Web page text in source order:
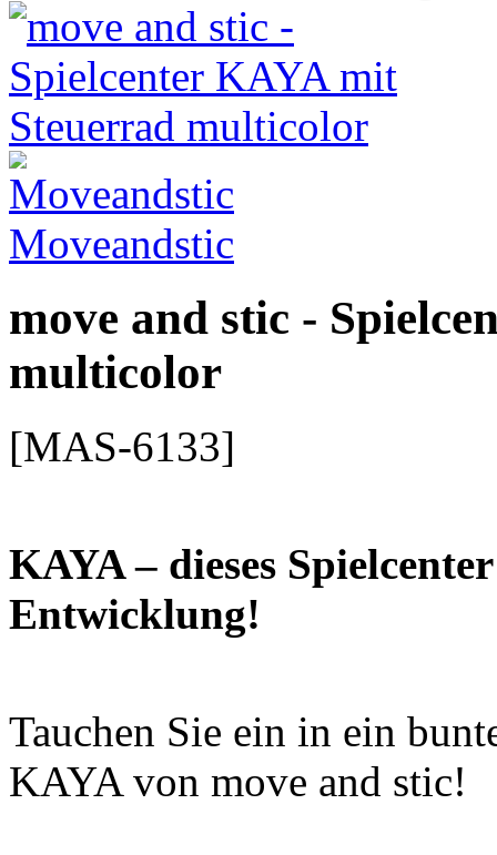
Moveandstic
move and stic -
multicolor
[MAS-6133]
KAYA – dieses
Entwicklung!
Tauchen Sie ein in ein
KAYA von move and stic!